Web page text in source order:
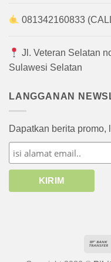
081342160833
Jl. Veteran Selatan
Sulawesi Selatan
LANGGANAN
Dapatkan berita promo,